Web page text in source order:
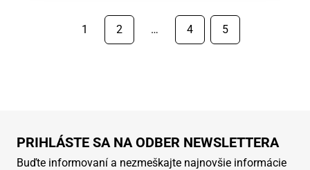
1 2 … 4 5
PRIHLÁSTE SA NA ODBER NEWSLETTERA
Buďte informovaní a nezmeškajte najnovšie informácie